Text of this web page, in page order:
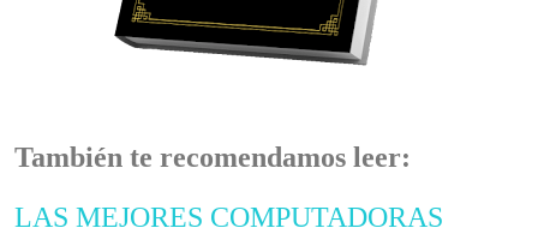
También te recomendamos leer:
LAS MEJORES COMPUTADORAS